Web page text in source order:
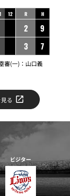
12 R H
2
9
3
7
審(一)：山口義
る
ビジター